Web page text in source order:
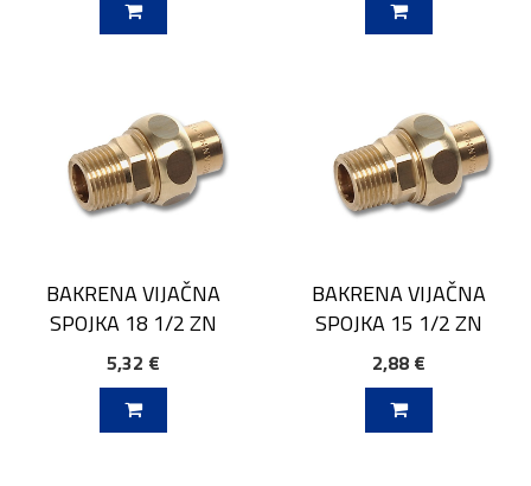
BAKRENA VIJAČNA
SPOJKA 18 1/2 ZN
5,32 €
BAKRENA VIJAČNA
SPOJKA 15 1/2 ZN
2,88 €